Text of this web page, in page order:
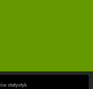
statystyk.